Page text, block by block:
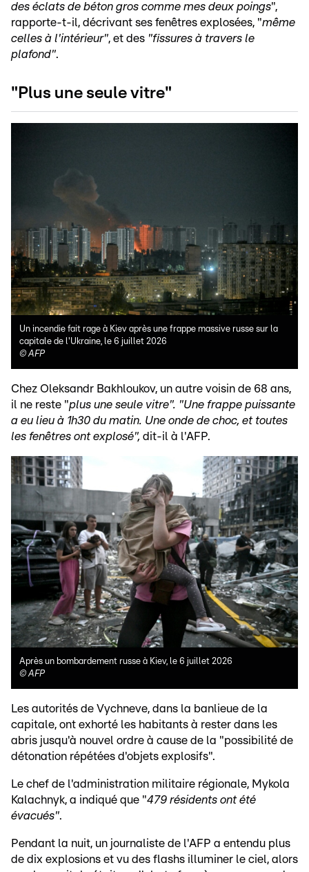
des éclats de béton gros comme mes deux poings",
rapporte-t-il, décrivant ses fenêtres explosées, "même
celles à l'intérieur", et des "fissures à travers le
plafond".
"Plus une seule vitre"
Un incendie fait rage à Kiev après une frappe massive russe sur la
capitale de l'Ukraine, le 6 juillet 2026
© AFP
Chez Oleksandr Bakhloukov, un autre voisin de 68 ans,
il ne reste "plus une seule vitre". "Une frappe puissante
a eu lieu à 1h30 du matin. Une onde de choc, et toutes
les fenêtres ont explosé", dit-il à l'AFP.
Après un bombardement russe à Kiev, le 6 juillet 2026
©AFP
Les autorités de Vychneve, dans la banlieue de la
capitale, ont exhorté les habitants à rester dans les
abris jusqu'à nouvel ordre à cause de la "possibilité de
détonation répétées d'objets explosifs".
Le chef de l'administration militaire régionale, Mykola
Kalachnyk, a indiqué que "479 résidents ont été
évacués".
Pendant la nuit, un journaliste de l'AFP a entendu plus
de dix explosions et vu des flashs illuminer le ciel, alors